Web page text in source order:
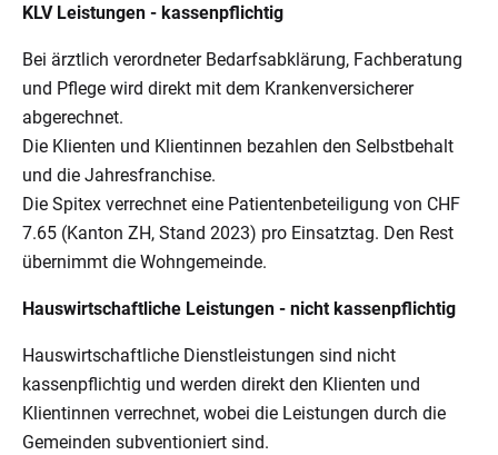
KLV Leistungen - kassenpflichtig
Bei ärztlich verordneter Bedarfsabklärung, Fachberatung
und Pflege wird direkt mit dem Krankenversicherer
abgerechnet.
Die Klienten und Klientinnen bezahlen den Selbstbehalt
und die Jahresfranchise.
Die Spitex verrechnet eine Patientenbeteiligung von CHF
7.65 (Kanton ZH, Stand 2023) pro Einsatztag. Den Rest
übernimmt die Wohngemeinde.
Hauswirtschaftliche Leistungen - nicht kassenpflichtig
Hauswirtschaftliche Dienstleistungen sind nicht
kassenpflichtig und werden direkt den Klienten und
Klientinnen verrechnet, wobei die Leistungen durch die
Gemeinden subventioniert sind.